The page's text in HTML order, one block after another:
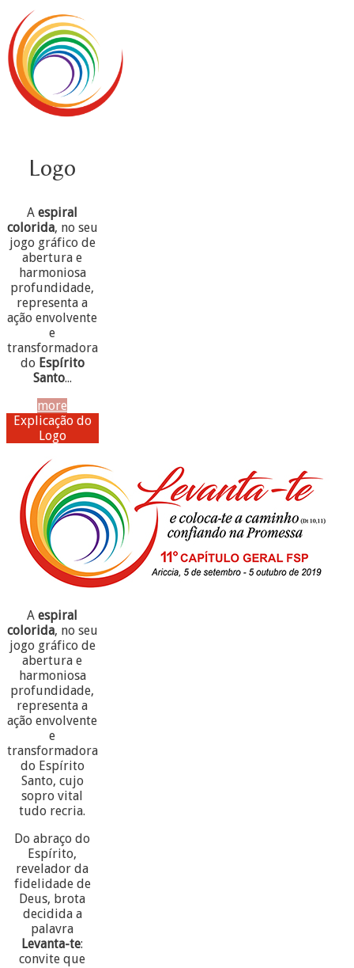
Logo
Aespiral
colorida, no seu
jogo gráfico de
abertura e
harmoniosa
profundidade,
representa a
ação envolvente
e
transformadora
do Espírito
Santo...
more
Explicação do
Logo
Aespiral
colorida, no seu
jogo gráfico de
abertura e
harmoniosa
profundidade,
representa a
ação envolvente
e
transformadora
do Espírito
Santo, cujo
sopro vital
tudo recria.
Do abraço do
Espírito,
revelador da
fidelidade de
Deus, brota
decidida a
palavra
Levanta-te:
convite que